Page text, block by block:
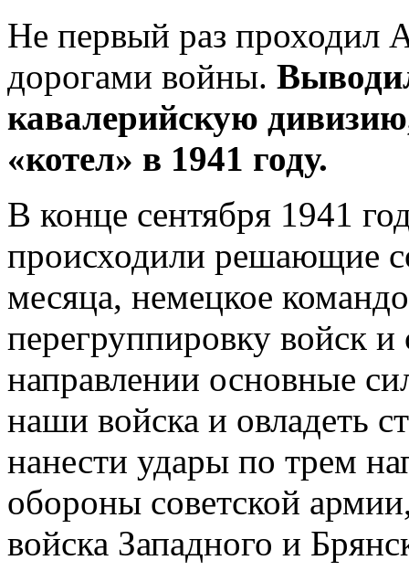
Не первый раз проходил
дорогами войны.
кавалерийскую
«котел» в 1941 году.
В конце сентября 1941
происходили решающие
месяца, немецкое
перегруппировку войск
направлении основные
наши войска и овладеть
нанести удары по трем
обороны советской
войска Западного и